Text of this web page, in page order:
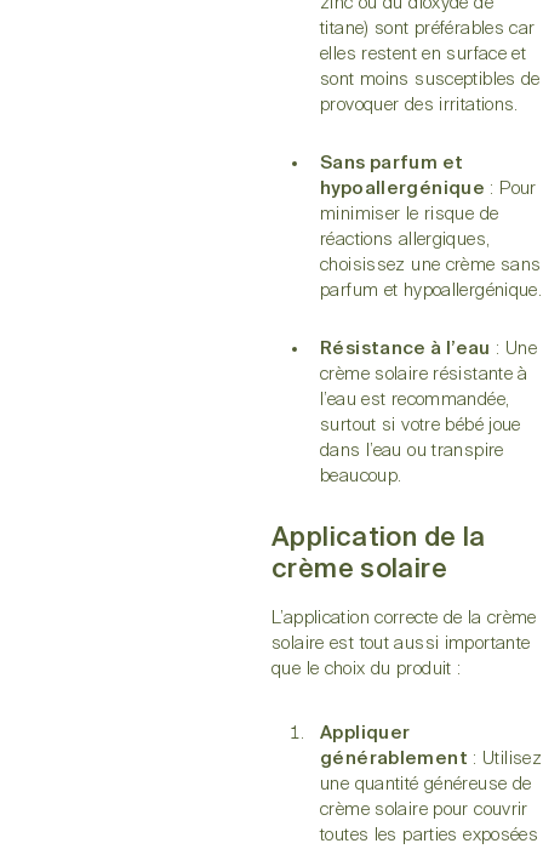
titane) sont préférables car
elles restent en surface et
sont moins susceptibles de
provoquer des irritations.
Sans parfum et
hypoallergénique : Pour
minimiser le risque de
réactions allergiques,
choisissez une crème sans
parfum et hypoallergénique.
Résistance à l’eau : Une
crème solaire résistante à
l’eau est recommandée,
surtout si votre bébé joue
dans l’eau ou transpire
beaucoup.
Application de la
crème solaire
L’application correcte de la crème
solaire est tout aussi importante
que le choix du produit :
Appliquer
générablement : Utilisez
une quantité généreuse de
crème solaire pour couvrir
toutes les parties exposées